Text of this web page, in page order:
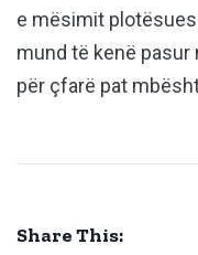
e mësimit
mund të kenë
për çfarë pat
Share This: